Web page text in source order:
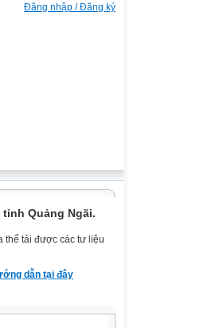
Đăng nhập / Đăng ký
Quảng Ngãi.
thể tải được các tư liệu
dẫn tại đây